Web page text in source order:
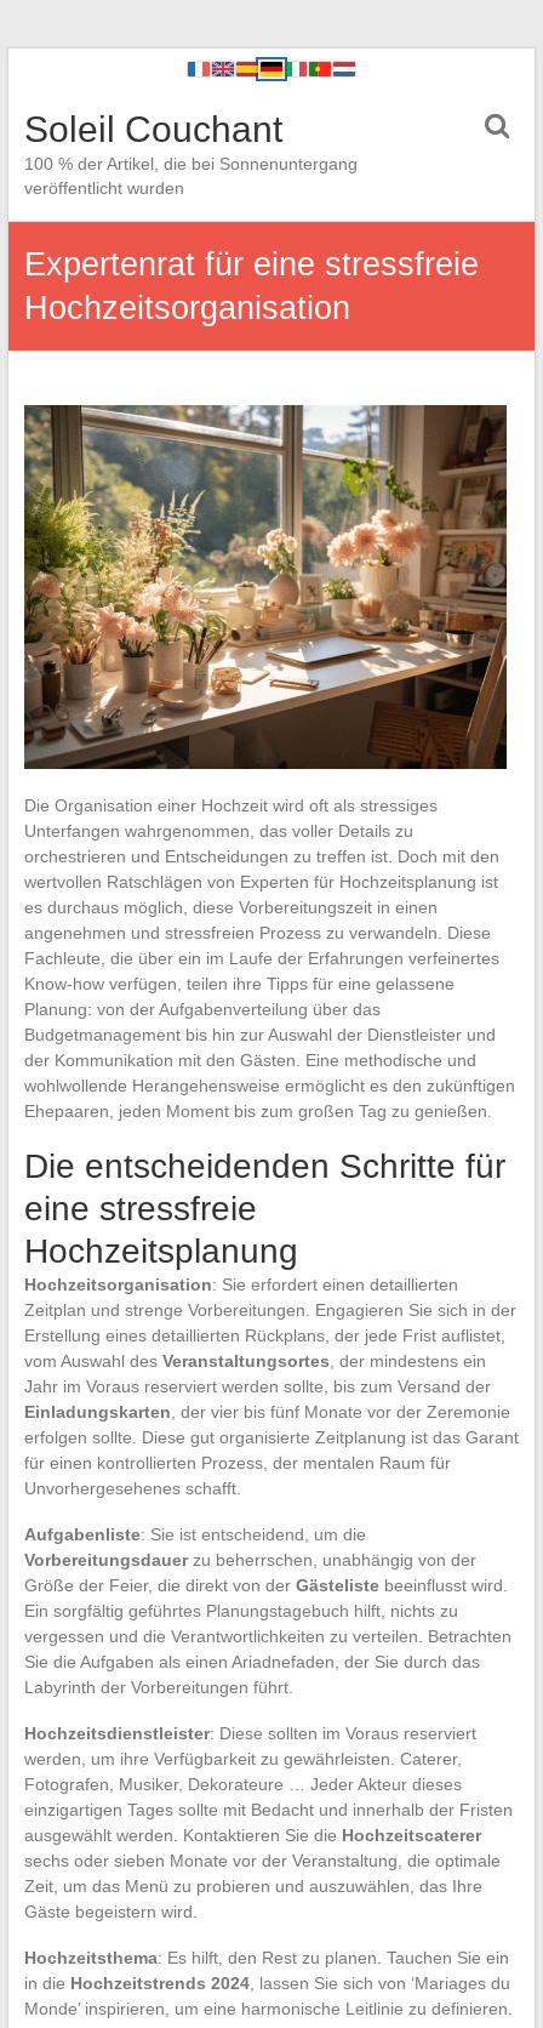
Soleil Couchant
100 % der Artikel, die bei Sonnenuntergang
veröffentlicht wurden
Expertenrat für eine stressfreie
Hochzeitsorganisation
Die Organisation einer Hochzeit wird oft als stressiges
Unterfangen wahrgenommen, das voller Details zu
orchestrieren und Entscheidungen zu treffen ist. Doch mit den
wertvollen Ratschlägen von Experten für Hochzeitsplanung ist
es durchaus möglich, diese Vorbereitungszeit in einen
angenehmen und stressfreien Prozess zu verwandeln. Diese
Fachleute, die über ein im Laufe der Erfahrungen verfeinertes
Know-how verfügen, teilen ihre Tipps für eine gelassene
Planung: von der Aufgabenverteilung über das
Budgetmanagement bis hin zur Auswahl der Dienstleister und
der Kommunikation mit den Gästen. Eine methodische und
wohlwollende Herangehensweise ermöglicht es den zukünftigen
Ehepaaren, jeden Moment bis zum großen Tag zu genießen.
Die entscheidenden Schritte für
eine stressfreie
Hochzeitsplanung
Hochzeitsorganisation: Sie erfordert einen detaillierten
Zeitplan und strenge Vorbereitungen. Engagieren Sie sich in der
Erstellung eines detaillierten Rückplans, der jede Frist auflistet,
vom Auswahl des Veranstaltungsortes , der mindestens ein
Jahr im Voraus reserviert werden sollte, bis zum Versand der
Einladungskarten , der vier bis fünf Monate vor der Zeremonie
erfolgen sollte. Diese gut organisierte Zeitplanung ist das Garant
für einen kontrollierten Prozess, der mentalen Raum für
Unvorhergesehenes schafft.
Aufgabenliste: Sie ist entscheidend, um die
Vorbereitungsdauerzu beherrschen, unabhängig von der
Größe der Feier, die direkt von der Gästelistebeeinflusst wird.
Ein sorgfältig geführtes Planungstagebuch hilft, nichts zu
vergessen und die Verantwortlichkeiten zu verteilen. Betrachten
Sie die Aufgaben als einen Ariadnefaden, der Sie durch das
Labyrinth der Vorbereitungen führt.
Hochzeitsdienstleister: Diese sollten im Voraus reserviert
werden, um ihre Verfügbarkeit zu gewährleisten. Caterer,
Fotografen, Musiker, Dekorateure … Jeder Akteur dieses
einzigartigen Tages sollte mit Bedacht und innerhalb der Fristen
ausgewählt werden. Kontaktieren Sie die Hochzeitscaterer
sechs oder sieben Monate vor der Veranstaltung, die optimale
Zeit, um das Menü zu probieren und auszuwählen, das Ihre
Gäste begeistern wird.
Hochzeitsthema: Es hilft, den Rest zu planen. Tauchen Sie ein
in die Hochzeitstrends 2024, lassen Sie sich von ‘Mariages du
Monde’ inspirieren, um eine harmonische Leitlinie zu definieren.